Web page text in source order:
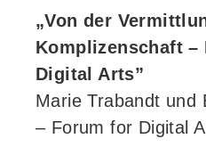
„Von der
Komplizenschaft –
Digital Arts”
Marie Trabandt und
– Forum for Digital